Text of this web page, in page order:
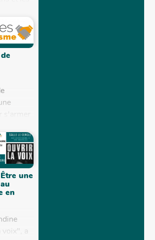
Vous
dans
à la
à...
une
en
voix", a